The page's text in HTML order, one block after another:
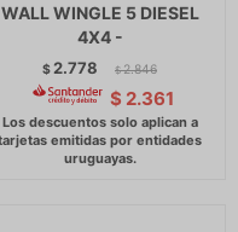
WALL WINGLE 5 DIESEL
4X4 -
$ 2.778 $ 2.846
$ 2.361